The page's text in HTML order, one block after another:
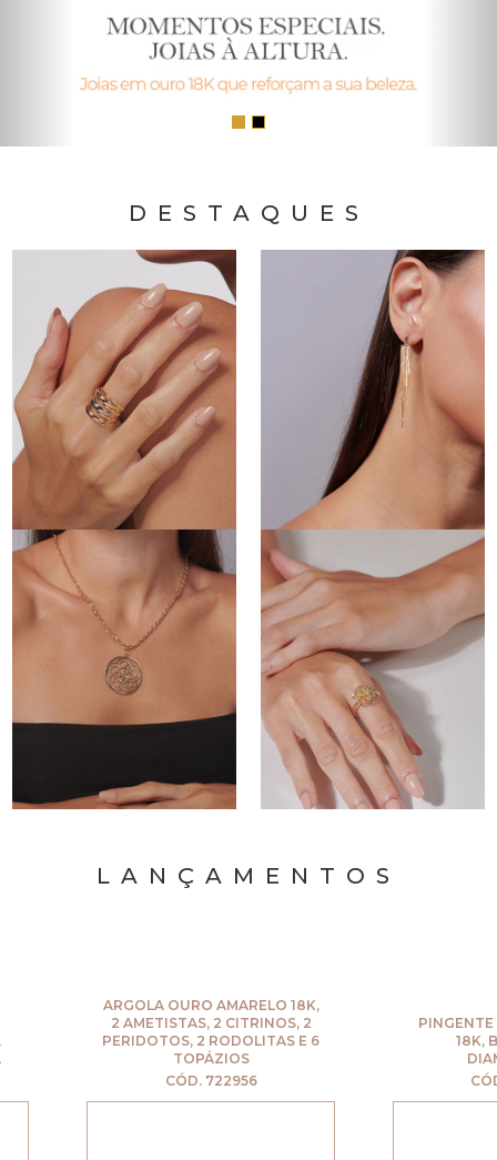
DESTAQUES
LANÇAMENTOS
ARGOLA OURO AMARELO 18K,
2 AMETISTAS, 2 CITRINOS, 2
PERIDOTOS, 2 RODOLITAS E 6
TOPÁZIOS
CÓD. 722956
PINGENTE OURO
18K,
CÓD.